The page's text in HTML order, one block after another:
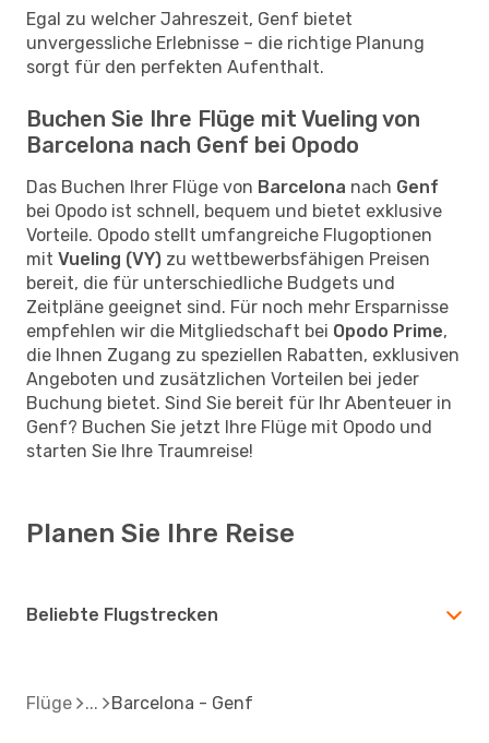
Egal zu welcher Jahreszeit, Genf bietet
unvergessliche Erlebnisse – die richtige Planung
sorgt für den perfekten Aufenthalt.
Buchen Sie Ihre Flüge mit Vueling von
Barcelona nach Genf bei Opodo
Das Buchen Ihrer Flüge von Barcelona nach Genf
bei Opodo ist schnell, bequem und bietet exklusive
Vorteile. Opodo stellt umfangreiche Flugoptionen
mit Vueling (VY) zu wettbewerbsfähigen Preisen
bereit, die für unterschiedliche Budgets und
Zeitpläne geeignet sind. Für noch mehr Ersparnisse
empfehlen wir die Mitgliedschaft bei Opodo Prime,
die Ihnen Zugang zu speziellen Rabatten, exklusiven
Angeboten und zusätzlichen Vorteilen bei jeder
Buchung bietet. Sind Sie bereit für Ihr Abenteuer in
Genf? Buchen Sie jetzt Ihre Flüge mit Opodo und
starten Sie Ihre Traumreise!
Planen Sie Ihre Reise
Beliebte Flugstrecken
Flüge Barcelona - Genf